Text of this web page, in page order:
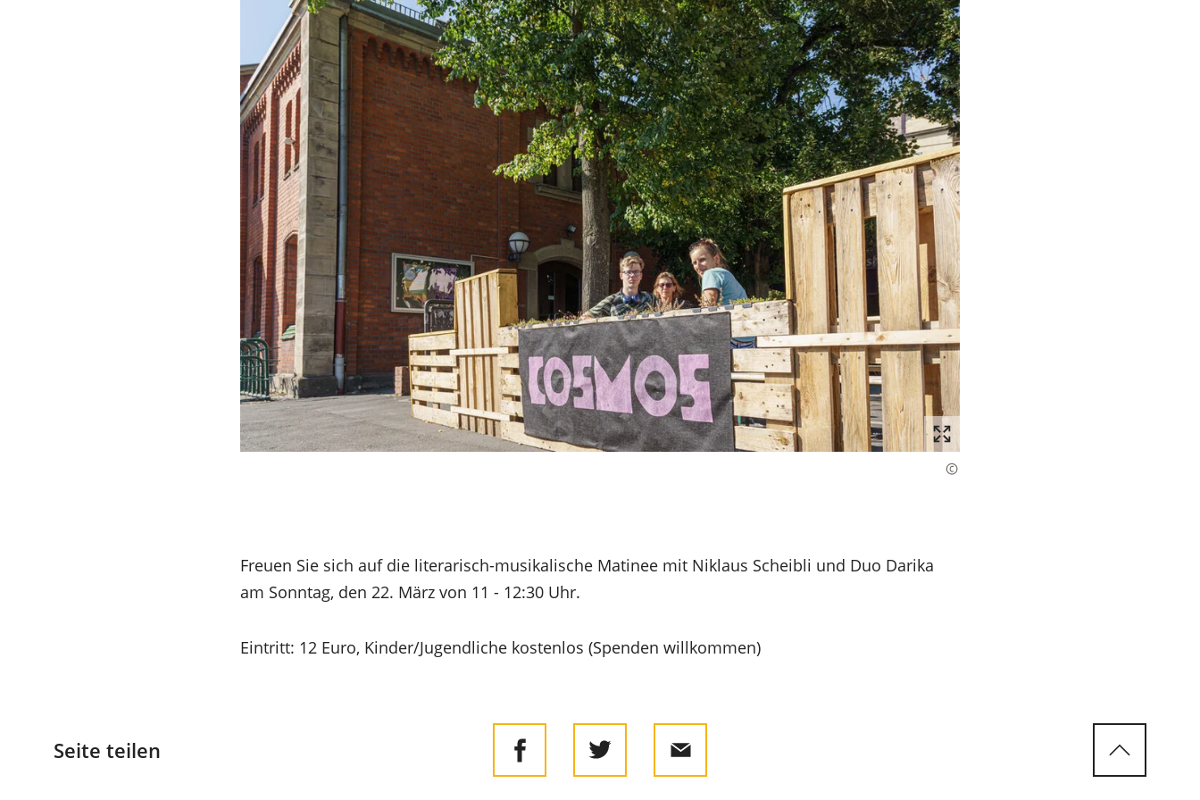
Freuen Sie sich auf die literarisch-musikalische Matinee mit Niklaus Scheibli und Duo Darika
am Sonntag, den 22. März von 11 - 12:30 Uhr.
Eintritt: 12 Euro, Kinder/Jugendliche kostenlos (Spenden willkommen)
Seite teilen